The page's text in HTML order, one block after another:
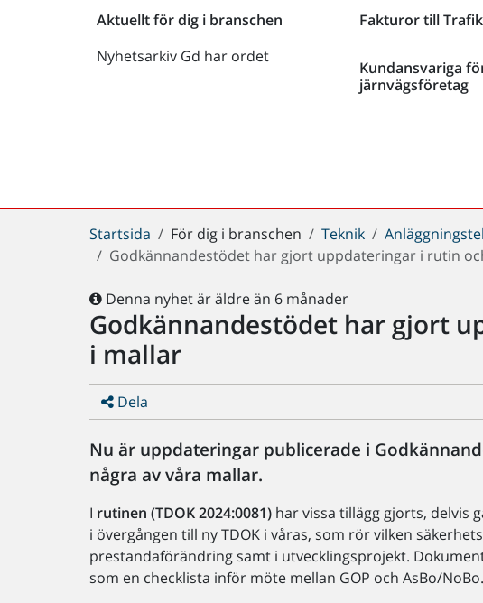
Aktuellt för dig i branschen
Nyhetsarkiv Gd har ordet
Fakturor till
Kundansvariga
järnvägsföretag
Du
är
Startsida För dig i branschen Teknik
Godkännandestödet har gjort uppdateringar i rutin
Denna nyhet är äldre än 6 månader
Godkännandestödet har gjort
i mallar
Dela
Nu är uppdateringar publicerade i
några av våra mallar.
I rutinen (TDOK 2024:0081) har vissa tillägg gjorts, delvis
i övergången till ny TDOK i våras, som rör vilken
prestandaförändring samt i utvecklingsprojekt.
som en checklista inför möte mellan GOP och AsBo/NoBo.